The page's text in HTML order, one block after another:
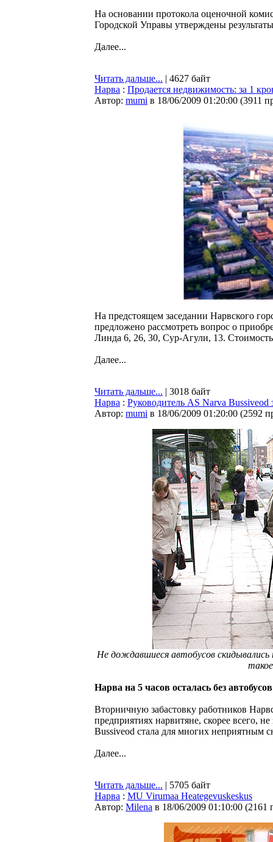
На основании протокола оценочной
Городской Управы утверждены
Далее...
Читать дальше... | 4627 байт
Нарва : Продается недвижимость: за 1
Автор: mumi в 18/06/2009 01:20:00 (3911
На предстоящем заседании Нарвского
предложено рассмотреть вопрос о
Линда 6, 26, 30, Сур-Агули, 13.
Далее...
Читать дальше... | 3018 байт
Нарва : Руководитель AS Narva Bussiveod
Автор: mumi в 18/06/2009 01:20:00 (2592
Не дождавшиеся автобусов
Нарва на 5 часов осталась без автобусов
Вторничную забастовку работников
предприятиях нарвитяне, скорее всего,
Bussiveod стала для многих неприятным
Далее...
Читать дальше... | 5705 байт
Нарва : MU Virumaa Heategevuskeskus
Автор: Milena в 18/06/2009 01:10:00 (2161